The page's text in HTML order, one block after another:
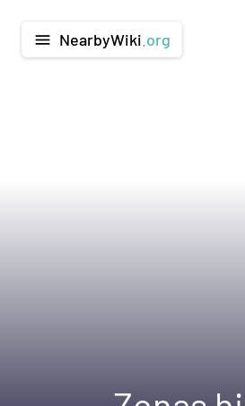
menu NearbyWiki .org